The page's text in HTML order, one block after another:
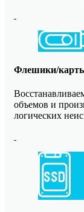
Флешики/
объемов и
логических